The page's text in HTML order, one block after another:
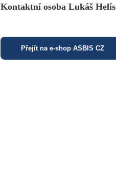
Kontaktní osoba Lukáš
Přejít na e-shop ASBIS CZ